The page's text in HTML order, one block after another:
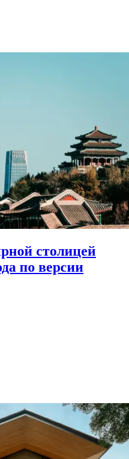
столицей
по версии